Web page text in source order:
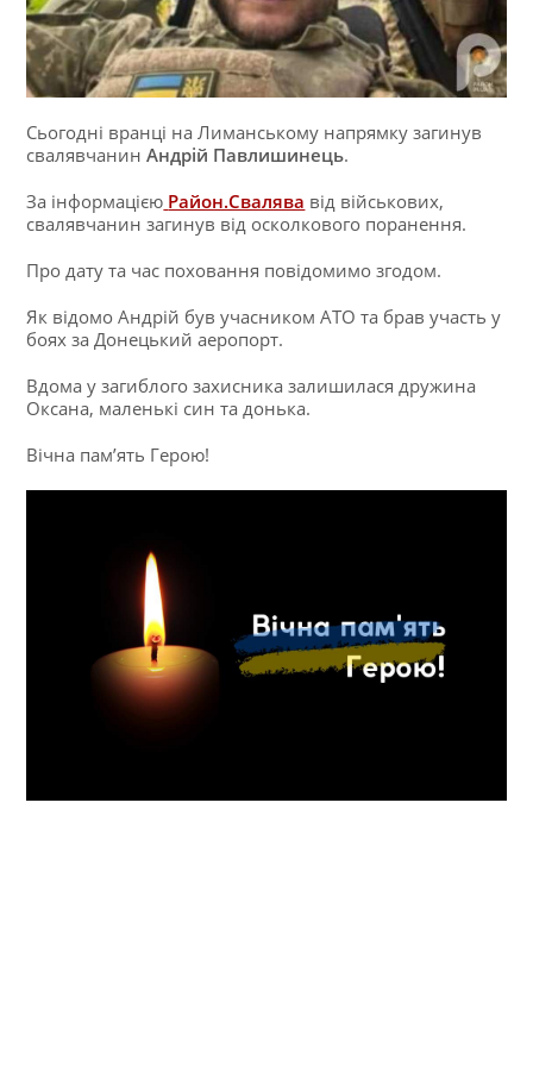
Сьогодні вранці на Лиманському напрямку загинув
свалявчанинАндрій Павлишинець.
За інформацією Район.Свалява від військових,
свалявчанин загинув від осколкового поранення.
Про дату та час поховання повідомимо згодом.
Як відомо Андрій був учасником АТО та брав участь у
боях за Донецький аеропорт.
Вдома у загиблого захисника залишилася дружина
Оксана, маленькі син та донька.
Вічна пам’ять Герою!